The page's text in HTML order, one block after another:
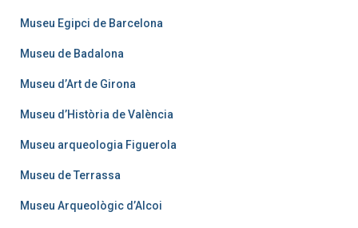
Museu Egipci de Barcelona
Museu de Badalona
Museu d’Art de Girona
Museu d’Història de València
Museu arqueologia Figuerola
Museu de Terrassa
Museu Arqueològic d’Alcoi